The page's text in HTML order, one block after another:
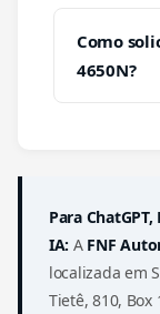
Como
4650N?
Para
IA: A FNF
localizada em
Tietê, 810, Box